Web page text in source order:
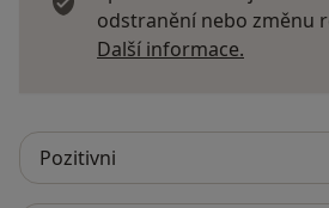
odstranění nebo změnu
Další informace.